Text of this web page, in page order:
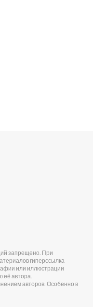
запрещено. При
гиперссылка
или иллюстрации
её автора.
авторов. Особенно в